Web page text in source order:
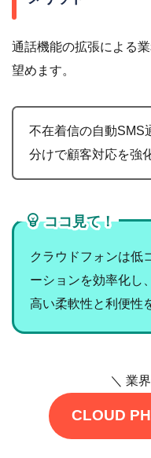
通話機能の拡張による
望めます。
不在着信の自動SMS
分けで顧客対応を強
ココ見て！
クラウドフォンは低
ーションを効率化し
高い柔軟性と利便性
＼ 業
CLOUD